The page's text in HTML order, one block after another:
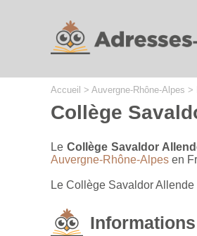
Accueil > Auvergne-Rhône-Alpes >
Collège
Le Collège Savaldor
Auvergne-Rhône-Alpes en
Le Collège Savaldor